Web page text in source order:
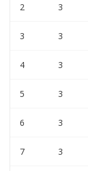
2 3
3 3
4 3
5 3
6 3
7 3